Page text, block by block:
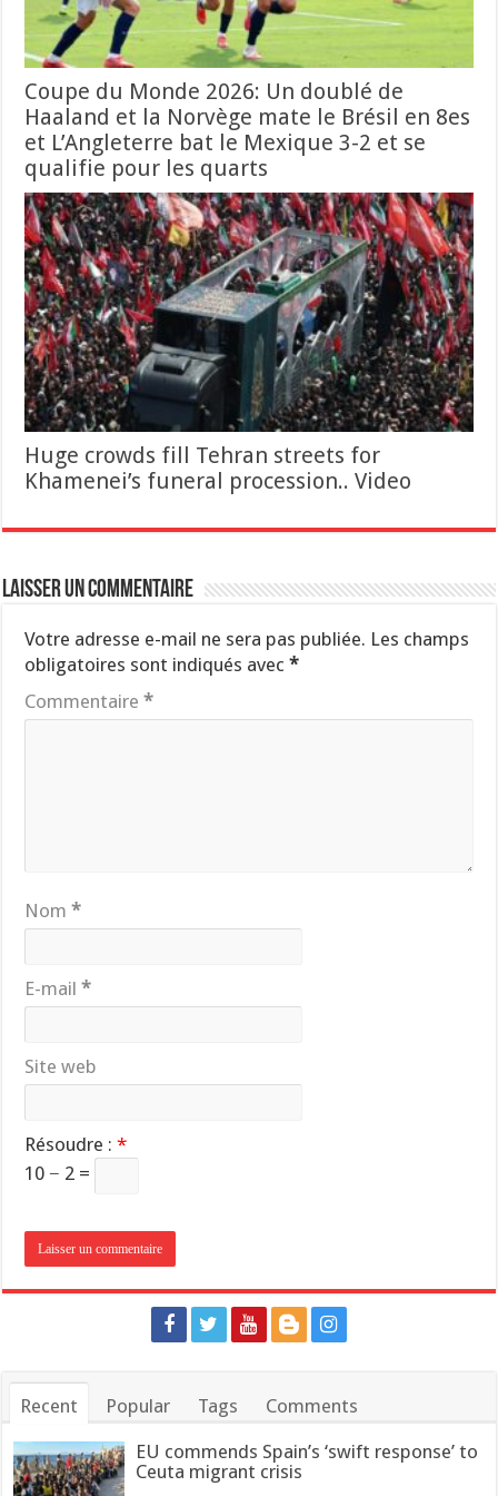
Coupe du Monde 2026: Un doublé de
Haaland et la Norvège mate le Brésil en 8es
et L’Angleterre bat le Mexique 3-2 et se
qualifie pour les quarts
Huge crowds fill Tehran streets for
Khamenei’s funeral procession.. Video
Laisser un commentaire
Votre adresse e-mail ne sera pas publiée. Les champs
obligatoires sont indiqués avec*
Commentaire*
Nom*
E-mail*
Site web
Résoudre :*
10 − 2 =
Recent Popular Tags Comments
EU commends Spain’s ‘swift response’ to
Ceuta migrant crisis